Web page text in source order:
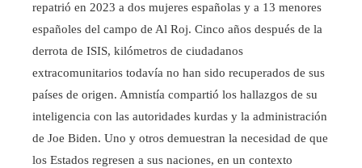
repatrió en 2023 a dos mujeres españolas y a 13 menores
españoles del campo de Al Roj. Cinco años después de la
derrota de ISIS, kilómetros de ciudadanos
extracomunitarios todavía no han sido recuperados de sus
países de origen. Amnistía compartió los hallazgos de su
inteligencia con las autoridades kurdas y la administración
de Joe Biden. Uno y otros demuestran la necesidad de que
los Estados regresen a sus naciones, en un contexto